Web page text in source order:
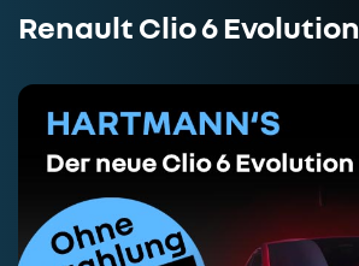
Renault Clio 6 Evolution